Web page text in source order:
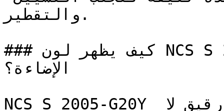
والتقطير.
### كيف يظهر لون NCS S 2005-G20Y في الغرف مع
الإضاءة؟
NCS S 2005-G20Y رمادي فاتح جداً وعميق بشكل رقيق لا